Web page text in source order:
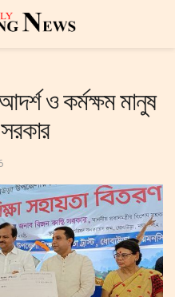
আদর্শ ও কর্মক্ষম মানুষ